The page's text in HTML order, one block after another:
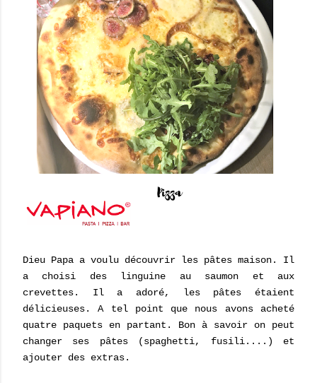
Dieu Papa a voulu découvrir les pâtes maison. Il
a choisi des linguine au saumon et aux
crevettes. Il a adoré, les pâtes étaient
délicieuses. A tel point que nous avons acheté
quatre paquets en partant. Bon à savoir on peut
changer ses pâtes (spaghetti, fusili....) et
ajouter des extras.